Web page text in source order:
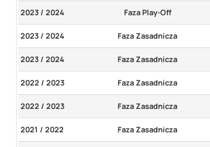
2023 / 2024 Faza Play-Off
2023 / 2024 Faza Zasadnicza
2023 / 2024 Faza Zasadnicza
2022 / 2023 Faza Zasadnicza
2022 / 2023 Faza Zasadnicza
2021 / 2022 Faza Zasadnicza